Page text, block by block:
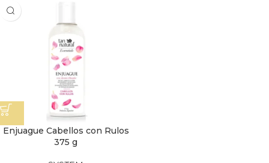
Enjuague Cabellos con Rulos
375 g